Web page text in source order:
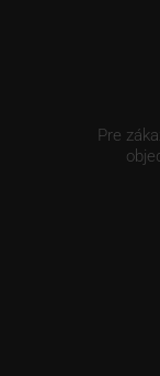
Pre